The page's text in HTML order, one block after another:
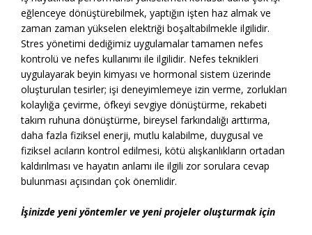
eğlenceye dönüştürebilmek, yaptığın işten haz almak ve
zaman zaman yükselen elektriği boşaltabilmekle ilgilidir.
Stres yönetimi dediğimiz uygulamalar tamamen nefes
kontrolü ve nefes kullanımı ile ilgilidir. Nefes teknikleri
uygulayarak beyin kimyası ve hormonal sistem üzerinde
oluşturulan tesirler; işi deneyimlemeye izin verme, zorlukları
kolaylığa çevirme, öfkeyi sevgiye dönüştürme, rekabeti
takım ruhuna dönüştürme, bireysel farkındalığı arttırma,
daha fazla fiziksel enerji, mutlu kalabilme, duygusal ve
fiziksel acıların kontrol edilmesi, kötü alışkanlıkların ortadan
kaldırılması ve hayatın anlamı ile ilgili zor sorulara cevap
bulunması açısından çok önemlidir.
İşinizde yeni yöntemler ve yeni projeler oluşturmak için